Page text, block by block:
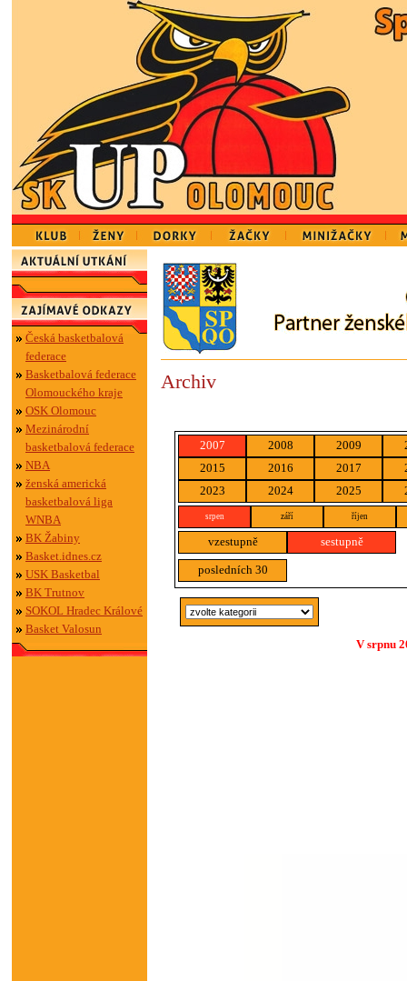
Česká basketbalová
federace
Basketbalová federace
Olomouckého kraje
OSK Olomouc
Mezinárodní
basketbalová federace
NBA
ženská americká
basketbalová liga
WNBA
BK Žabiny
Basket.idnes.cz
USK Basketbal
BK Trutnov
SOKOL Hradec Králové
Basket Valosun
Archiv
2007 2008 2009
2015
2016 2017
2023
2024 2025
srpen září říjen
vzestupně sestupně
posledních 30
V srpnu